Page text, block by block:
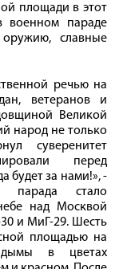
площади в этот
военном параде
славные
речью на
ветеранов и
Великой
народ не только
суверенитет
перед
будет за нами!», -
парада стало
над Москвой
и МиГ-29. Шесть
площадью на
дымы в цветах